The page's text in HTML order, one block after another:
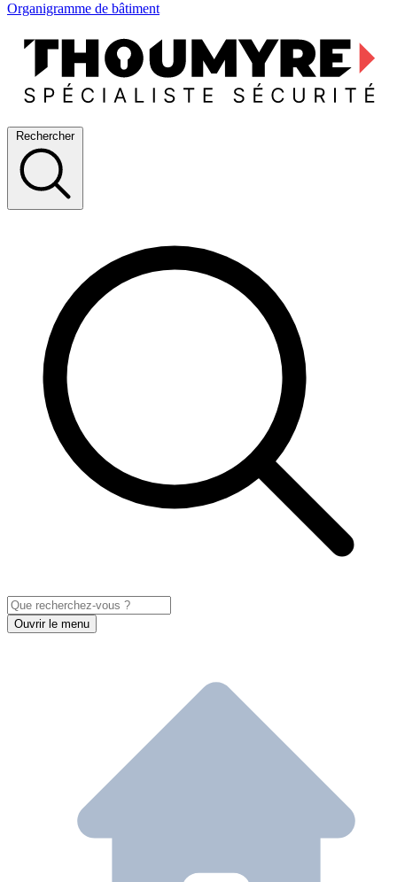
Organigramme de bâtiment
Rechercher
Ouvrir le menu